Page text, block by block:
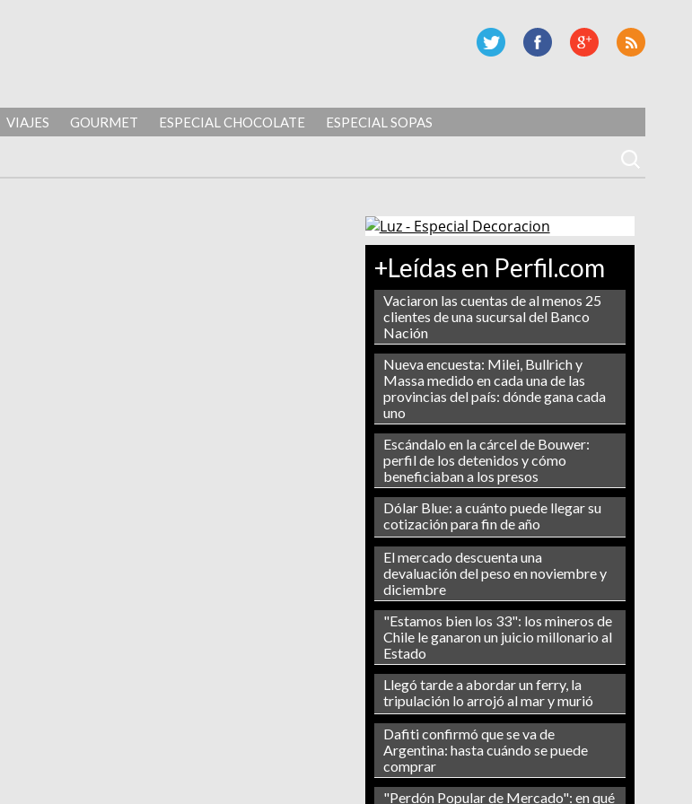
VIAJES GOURMET ESPECIAL CHOCOLATE ESPECIAL SOPAS
+Leídas en Perfil.com
Vaciaron las cuentas de al menos 25
clientes de una sucursal del Banco
Nación
Nueva encuesta: Milei, Bullrich y
Massa medido en cada una de las
provincias del país: dónde gana cada
uno
Escándalo en la cárcel de Bouwer:
perfil de los detenidos y cómo
beneficiaban a los presos
Dólar Blue: a cuánto puede llegar su
cotización para fin de año
El mercado descuenta una
devaluación del peso en noviembre y
diciembre
"Estamos bien los 33": los mineros de
Chile le ganaron un juicio millonario al
Estado
Llegó tarde a abordar un ferry, la
tripulación lo arrojó al mar y murió
Dafiti confirmó que se va de
Argentina: hasta cuándo se puede
comprar
"Perdón Popular de Mercado": en qué